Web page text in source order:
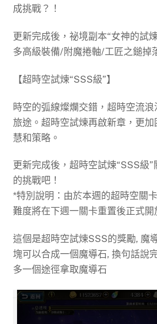
成挑戰？！
更新完成後，祕境副本“女神的試
多高級裝備/附魔捲軸/工匠之鎚掉
【超時空試煉“SSS級”】
時空的弧線燦爛交錯，超時空流
旅途。超時空試煉再啟新章，更
慧和策略。
更新完成後，超時空試煉“SSS級
的挑戰吧！
*特別說明：由於本週的超時空關
難度將在下週一關卡重置後正式開
這個是超時空試煉SSS的獎勵, 魔
塊可以合成一個魔導石, 換句話說
多一個途徑拿取魔導石